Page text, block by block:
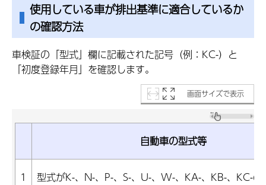
使用している車が排出基準に適合しているか
の確認方法
車検証の「型式」欄に記載された記号（例：KC-）と
「初度登録年月」を確認します。
画面サイズで表示
自動車の型式等
1 型式がK-、N-、P-、S-、U-、W-、KA-、KB-、KC-の